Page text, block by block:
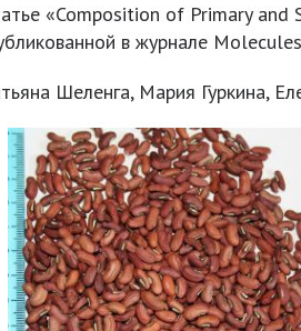
«Composition of Primary
в журнале
Шеленга, Мария Гуркина,